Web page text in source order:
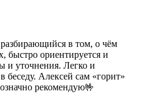
в том, о чём
быстро ориентируется и
и уточнения. Легко и
беседу. Алексей сам «горит»
рекомендую🤟